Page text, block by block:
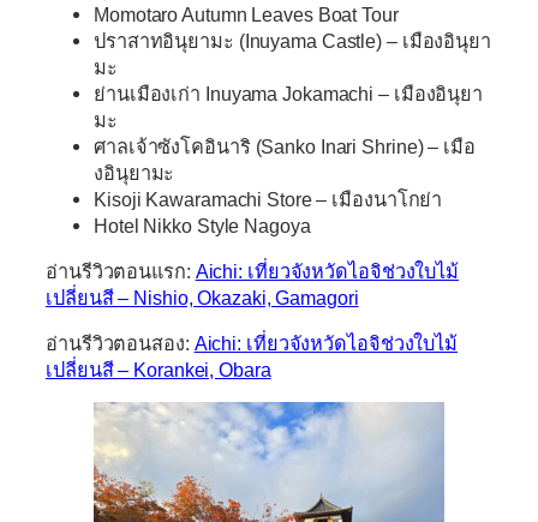
Momotaro Autumn Leaves Boat Tour
ปราสาทอินุยามะ (Inuyama Castle) – เมืองอินุยา
มะ
ย่านเมืองเก่า Inuyama Jokamachi – เมืองอินุยา
มะ
ศาลเจ้าซังโคอินาริ (Sanko Inari Shrine) – เมือ
งอินุยามะ
Kisoji Kawaramachi Store – เมืองนาโกย่า
Hotel Nikko Style Nagoya
อ่านรีวิวตอนแรก: Aichi: เที่ยวจังหวัดไอจิช่วงใบไม้
เปลี่ยนสี – Nishio, Okazaki, Gamagori
อ่านรีวิวตอนสอง: Aichi: เที่ยวจังหวัดไอจิช่วงใบไม้
เปลี่ยนสี – Korankei, Obara